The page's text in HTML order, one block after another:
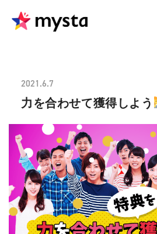
2021.6.7
力を合わせて獲得しよう